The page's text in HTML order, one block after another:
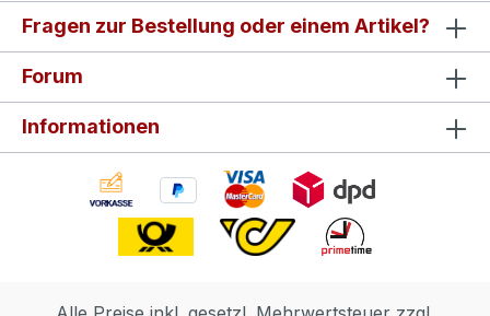
Fragen zur Bestellung oder einem Artikel?
Forum
Informationen